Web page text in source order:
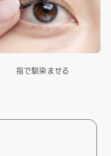
指で馴染ませる